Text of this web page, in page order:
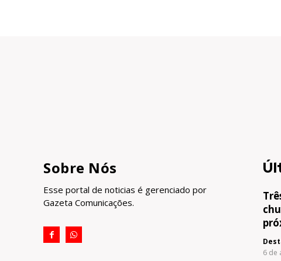
Sobre Nós
Esse portal de noticias é gerenciado por
Gazeta Comunicações.
6 de